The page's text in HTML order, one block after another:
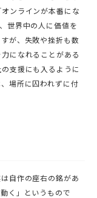
ンラインが本番にな
世界中の人に価値を
が、失敗や挫折も数
になれることがある
支援にも入るように
場所に囚われずに付
自作の座右の銘があ
く」というもので